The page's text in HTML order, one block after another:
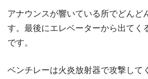
アナウンスが響いている所でどんど
す。最後にエレベーターから出てく
です。
ベンチレーは火炎放射器で攻撃して